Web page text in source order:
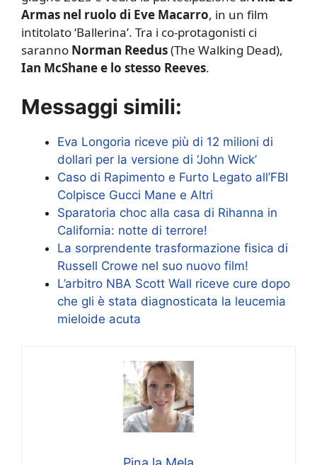
Armas nel ruolo di Eve Macarro, in un film
intitolato ‘Ballerina’. Tra i co-protagonisti ci
saranno Norman Reedus(The Walking Dead),
Ian McShane e lo stesso Reeves.
Messaggi simili:
Eva Longoria riceve più di 12 milioni di
dollari per la versione di ‘John Wick’
Caso di Rapimento e Furto Legato all’FBI
Colpisce Gucci Mane e Altri
Sparatoria choc alla casa di Rihanna in
California: notte di terrore!
La sorprendente trasformazione fisica di
Russell Crowe nel suo nuovo film!
L’arbitro NBA Scott Wall riceve cure dopo
che gli è stata diagnosticata la leucemia
mieloide acuta